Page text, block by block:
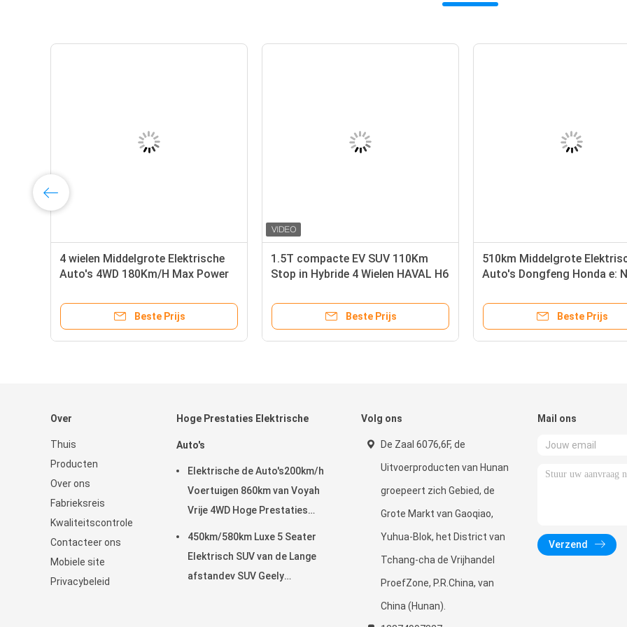
Kiezen de Middelgrote Elektrische
Auto's van GAC Aion S e-de
Luxe
Beste Prijs
4 wielen Middelgrote Elektrische
Auto's 4WD 180Km/H Max Power
Beste Prijs
1.5T compacte EV SUV
Stop in Hybride 4 Wielen
Beste Prijs
Over
Thuis
Producten
Over ons
Fabrieksreis
Kwaliteitscontrole
Contacteer ons
Mobiele site
Privacybeleid
Hoge Prestaties Elektrische
Auto's
Elektrische de Auto's200km/h
Voertuigen 860km van Voyah
Vrije 4WD Hoge Prestaties
450km/580km Luxe 5 Seater
Elektrisch SUV van de Lange
afstandev SUV Geely
Volg ons
De Zaal 6076,6F, de
Uitvoerproducten van Hunan
groepeert zich Gebied, de
Grote Markt van Gaoqiao,
Yuhua-Blok, het District van
Tchang-cha de Vrijhandel
ProefZone, P.R.China, van
China (Hunan).
Mail ons
Verzend